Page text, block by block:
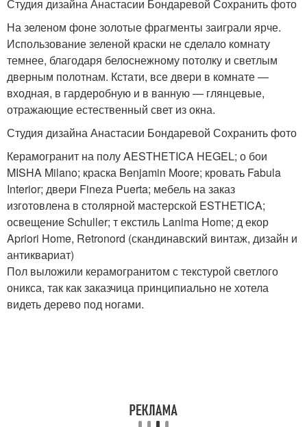
Студия дизайна Анастасии Бондаревой Сохранить фото
На зеленом фоне золотые фрагменты заиграли ярче.
Использование зеленой краски не сделало комнату
темнее, благодаря белоснежному потолку и светлым
дверным полотнам. Кстати, все двери в комнате —
входная, в гардеробную и в ванную — глянцевые,
отражающие естественный свет из окна.
Студия дизайна Анастасии Бондаревой Сохранить фото
Керамогранит на полу AESTHETICA HEGEL; о бои
MISHA Milano; краска Benjamin Moore; кровать Fabula
Interior; двери Fineza Puerta; мебель на заказ
изготовлена в столярной мастерской ESTHETICA;
освещение Schuller; т екстиль Lanima Home; д екор
Apriori Home, Retronord (скандинавский винтаж, дизайн и
антиквариат)
Пол выложили керамогранитом с текстурой светлого
оникса, так как заказчица принципиально не хотела
видеть дерево под ногами.